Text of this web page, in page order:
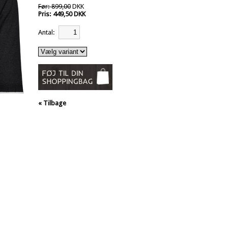
Før: 899,00DKK
Pris: 449,50 DKK
Antal:
« Tilbage